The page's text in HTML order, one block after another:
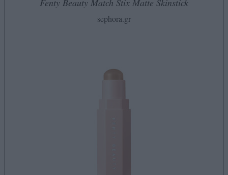
Fenty Beauty Match Stix Matte Skinstick
sephora.gr